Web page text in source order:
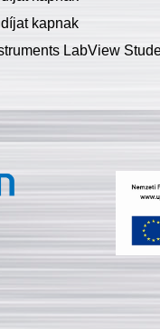
kapnak
LabView